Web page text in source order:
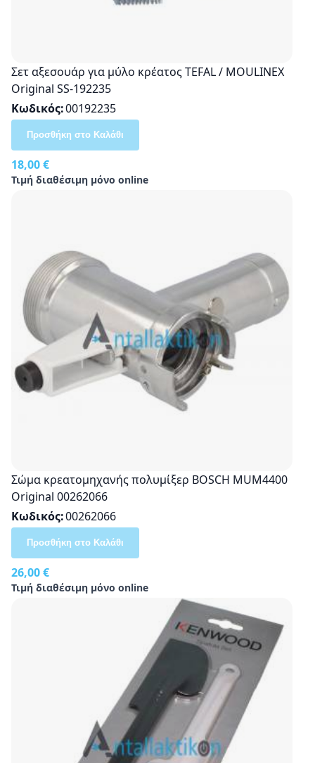
Σετ αξεσουάρ για μύλο κρέατος TEFAL / MOULINEX
Original SS-192235
Κωδικός 00192235
18,00 €
Τιμή διαθέσιμη μόνο online
Προσθήκη στο Καλάθι
Σώμα κρεατομηχανής πολυμίξερ ΒOSCH MUM4400
Original 00262066
Κωδικός 00262066
26,00 €
Τιμή διαθέσιμη μόνο online
Προσθήκη στο Καλάθι